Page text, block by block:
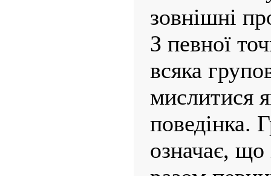
зовнішні
З певної
всяка
мислитися
поведінка.
означає, що